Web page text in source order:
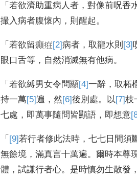
「若欲濟助重病人者 ，對像前呪香
撮入病者腹懷內 ， 則醒起。
「若欲留癲㾠[2]病者 ，取龍水則 [3]
眼口舌等 ， 自然消滅無有他病。
「若欲縛男女令問顯[4]一辭 ，取柘
持一萬[5]遍 ，然[6]後別處。 以[7]枝
七處 ， 即萬事隨問皆顯語 ， 即想意
「 [9]若行者修此法時 ，七七日間須
無餘境 ，滿真言十萬遍。爾時本尊
體 ，試謙行者心。 是時慎勿生散發